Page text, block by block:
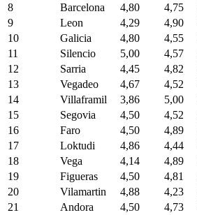
8
Barcelona 4,80 4,75
9
Leon 4,29 4,90
10
Galicia 4,80 4,55
11
Silencio 5,00 4,57
12
Sarria 4,45 4,82
13
Vegadeo 4,67 4,52
14
Villaframil 3,86 5,00
15
Segovia 4,50 4,52
16
Faro 4,50 4,89
17
Loktudi 4,86 4,44
18
Vega 4,14 4,89
19
Figueras 4,50 4,81
20
Vilamartin 4,88 4,23
21
Andora 4,50 4,73